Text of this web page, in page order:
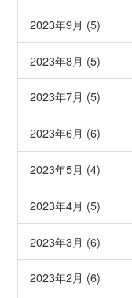
2023年9月 (5)
2023年8月 (5)
2023年7月 (5)
2023年6月 (6)
2023年5月 (4)
2023年4月 (5)
2023年3月 (6)
2023年2月 (6)